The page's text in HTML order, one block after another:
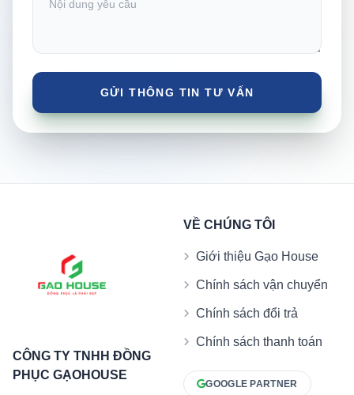
CÔNG TY TNHH ĐỒNG
PHỤC GẠOHOUSE
VỀ CHÚNG TÔI
Giới thiệu Gạo House
Chính sách vận chuyển
Chính sách đổi trả
Chính sách thanh toán
GOOGLE PARTNER